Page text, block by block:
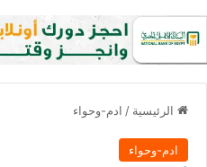
الرئيسية / ادم-وحواء
ادم-وحواء